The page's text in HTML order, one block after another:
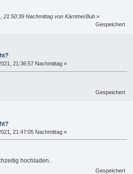
21:50:39 Nachmittag von KärntnerBub »
Gespeichert
21:36:57 Nachmittag »
Gespeichert
21:47:05 Nachmittag »
hochladen.
Gespeichert